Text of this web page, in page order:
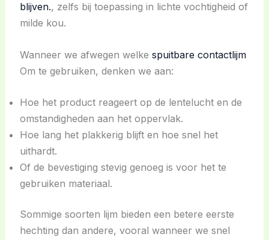
blijven., zelfs bij toepassing in lichte vochtigheid of
milde kou.
Wanneer we afwegen welke spuitbare contactlijm
Om te gebruiken, denken we aan:
Hoe het product reageert op de lentelucht en de
omstandigheden aan het oppervlak.
Hoe lang het plakkerig blijft en hoe snel het
uithardt.
Of de bevestiging stevig genoeg is voor het te
gebruiken materiaal.
Sommige soorten lijm bieden een betere eerste
hechting dan andere, vooral wanneer we snel